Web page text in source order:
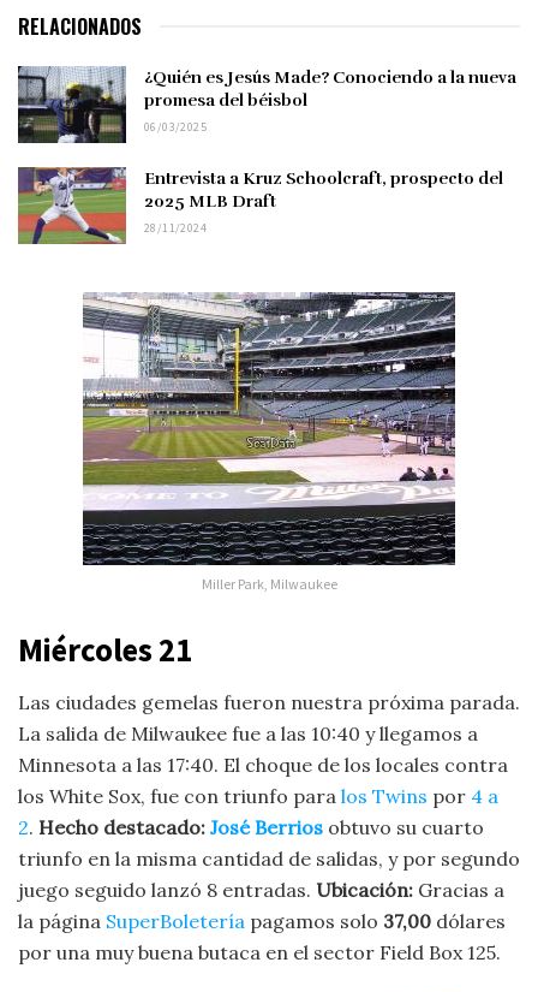
RELACIONADOS
¿Quién es Jesús Made? Conociendo a la nueva
promesa del béisbol
06/03/2025
Entrevista a Kruz Schoolcraft, prospecto del
2025 MLB Draft
28/11/2024
Miller Park, Milwaukee
Miércoles 21
Las ciudades gemelas fueron nuestra próxima parada.
La salida de Milwaukee fue a las 10:40 y llegamos a
Minnesota a las 17:40. El choque de los locales contra
los White Sox, fue con triunfo para los Twins por 4 a
2. Hecho destacado: José Berrios obtuvo su cuarto
triunfo en la misma cantidad de salidas, y por segundo
juego seguido lanzó 8 entradas. Ubicación: Gracias a
la página SuperBoletería pagamos solo 37,00 dólares
por una muy buena butaca en el sector Field Box 125.